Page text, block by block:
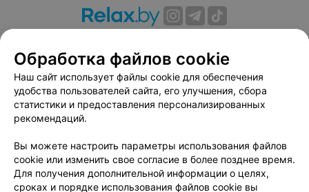
Вакансии
Публичный договор
Способы оплаты
Публичный договор по использованию сервиса
«Афиша»
Пользовательское соглашение
Связаться по вопросам сотрудничества
Написать руководителю relax.by
Персональные настройки cookie
Обработка файлов cookie
Наш сайт использует файлы cookie для обеспечения
удобства пользователей сайта, его улучшения, сбора
статистики и предоставления персонализированных
рекомендаций.
Вы можете настроить параметры использования файлов
cookie или изменить свое согласие в более позднее время.
Для получения дополнительной информации о целях,
сроках и порядке использования файлов cookie вы